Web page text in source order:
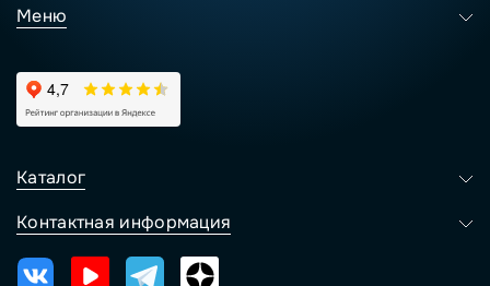
Меню
Каталог
Контактная информация